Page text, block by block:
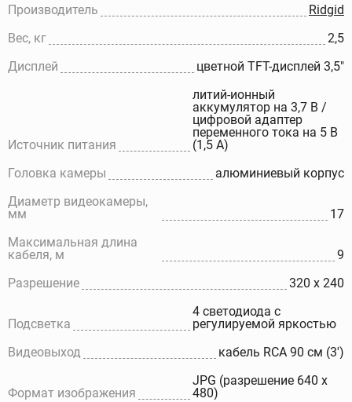
Производитель
Ridgid
Вес, кг
2,5
Дисплей
цветной TFT-дисплей 3,5"
Источник питания
литий-ионный
аккумулятор на 3,7 В /
цифровой адаптер
переменного тока на 5 В
(1,5 А)
Головка камеры
алюминиевый корпус
Диаметр видеокамеры,
мм
17
Максимальная длина
кабеля, м
9
Разрешение
320 x 240
Подсветка
4 светодиода с
регулируемой яркостью
Видеовыход
кабель RCA 90 см (3')
Формат изображения
JPG (разрешение 640 x
480)